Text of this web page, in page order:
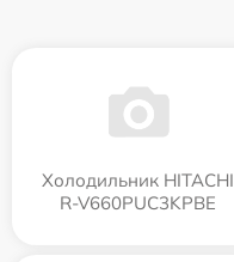
Холодильник HITACHI
R-V660PUC3KPBE